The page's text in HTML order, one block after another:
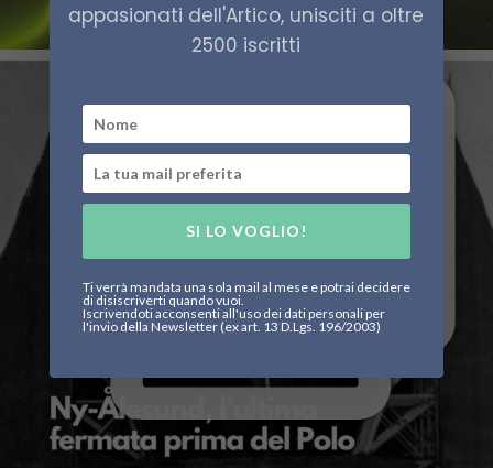
appasionati dell'Artico, unisciti a oltre
2500 iscritti
SI LO VOGLIO!
Ti verrà mandata una sola mail al mese e potrai decidere
di disiscriverti quando vuoi.
Iscrivendoti acconsenti all'uso dei dati personali per
l'invio della Newsletter (ex art. 13 D.Lgs. 196/2003)